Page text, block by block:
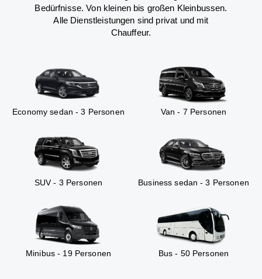
Bedürfnisse. Von kleinen bis großen Kleinbussen.
Alle Dienstleistungen sind privat und mit
Chauffeur.
Economy sedan - 3 Personen Van - 7 Personen
SUV - 3 Personen Business sedan - 3 Personen
Minibus - 19 Personen Bus - 50 Personen